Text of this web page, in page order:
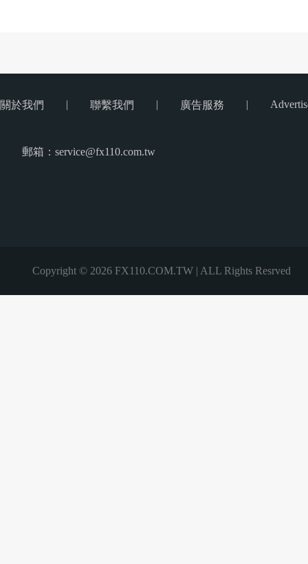
關於我們 | 聯繫我們 | 廣告服務 |
郵箱：service@fx110.com.tw
Copyright © 2026 FX110.COM.TW | ALL Rights Resrved